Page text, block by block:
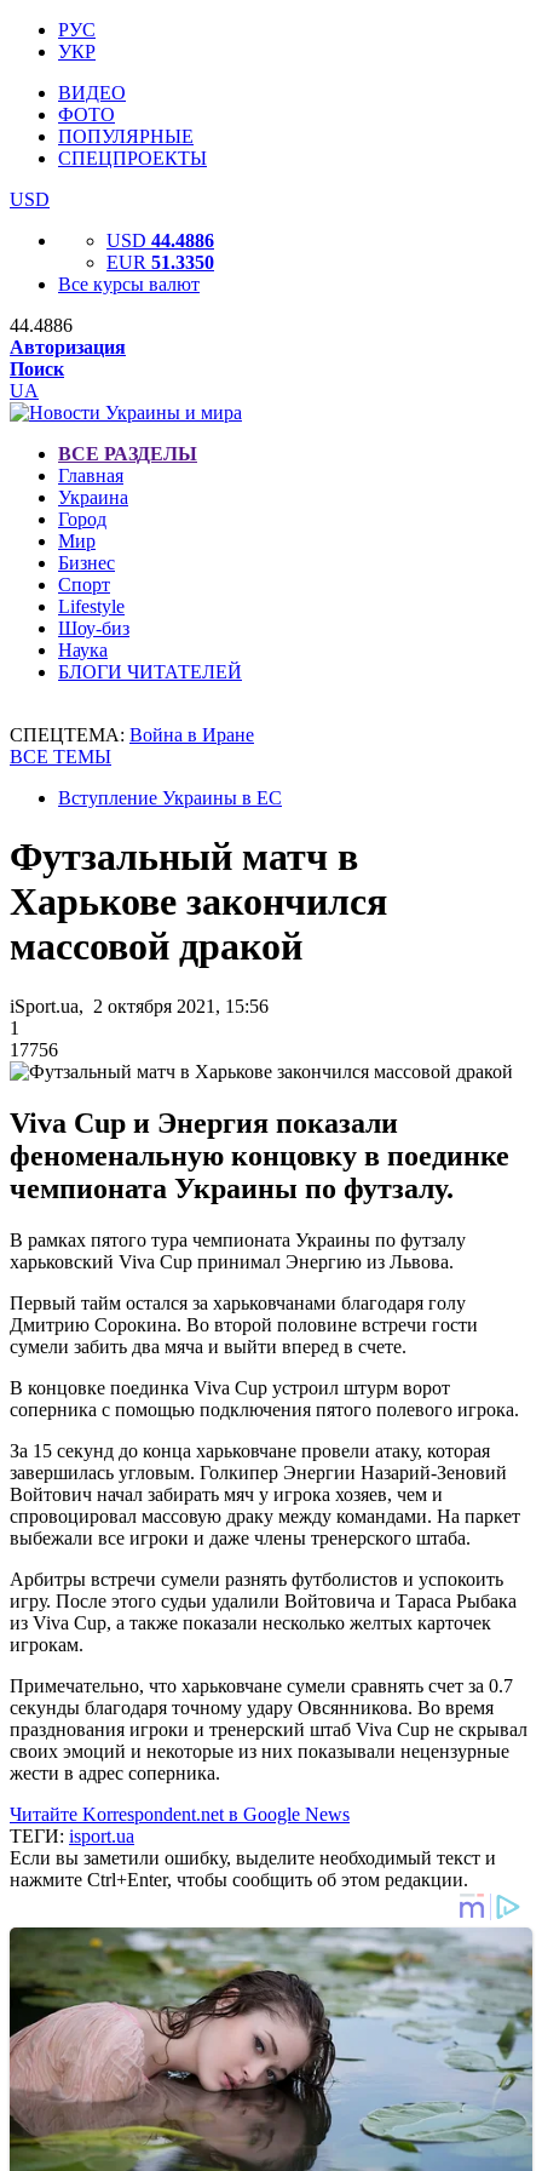
РУС
УКР
ВИДЕО
ФОТО
ПОПУЛЯРНЫЕ
СПЕЦПРОЕКТЫ
USD
USD 44.4886
EUR 51.3350
Все курсы валют
44.4886
Авторизация
Поиск
UA
ВСЕ РАЗДЕЛЫ
Главная
Украина
Город
Мир
Бизнес
Спорт
Lifestyle
Шоу-биз
Наука
БЛОГИ ЧИТАТЕЛЕЙ
СПЕЦТЕМА: Война в Иране
ВСЕ ТЕМЫ
Вступление Украины в ЕС
Футзальный матч в
Харькове закончился
массовой дракой
iSport.ua, 2 октября 2021, 15:56
1
17756
Viva Cup и Энергия показали
феноменальную концовку в поединке
чемпионата Украины по футзалу.
В рамках пятого тура чемпионата Украины по футзалу
харьковский Viva Cup принимал Энергию из Львова.
Первый тайм остался за харьковчанами благодаря голу
Дмитрию Сорокина. Во второй половине встречи гости
сумели забить два мяча и выйти вперед в счете.
В концовке поединка Viva Cup устроил штурм ворот
соперника с помощью подключения пятого полевого игрока.
За 15 секунд до конца харьковчане провели атаку, которая
завершилась угловым. Голкипер Энергии Назарий-Зеновий
Войтович начал забирать мяч у игрока хозяев, чем и
спровоцировал массовую драку между командами. На паркет
выбежали все игроки и даже члены тренерского штаба.
Арбитры встречи сумели разнять футболистов и успокоить
игру. После этого судьи удалили Войтовича и Тараса Рыбака
из Viva Cup, а также показали несколько желтых карточек
игрокам.
Примечательно, что харьковчане сумели сравнять счет за 0.7
секунды благодаря точному удару Овсянникова. Во время
празднования игроки и тренерский штаб Viva Cup не скрывал
своих эмоций и некоторые из них показывали нецензурные
жести в адрес соперника.
Читайте Korrespondent.net в Google News
ТЕГИ: isport.ua
Если вы заметили ошибку, выделите необходимый текст и
нажмите Ctrl+Enter, чтобы сообщить об этом редакции.